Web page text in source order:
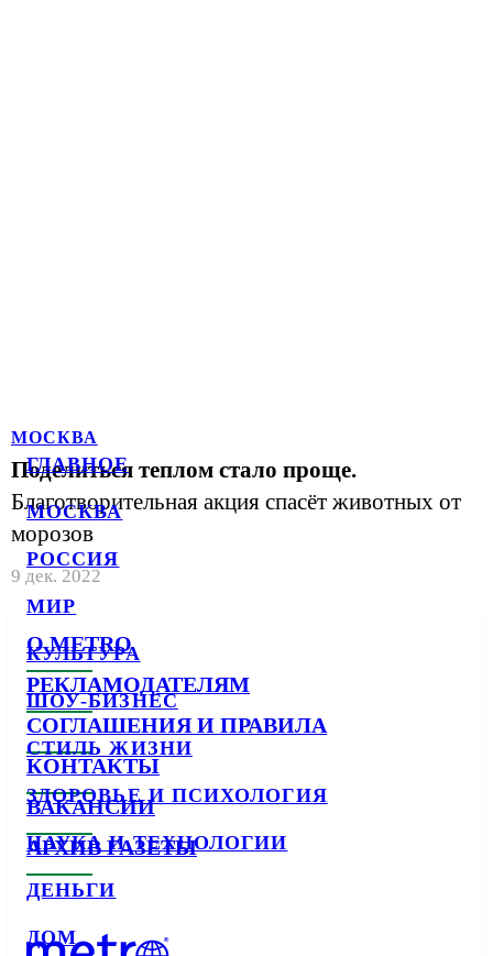
ГЛАВНОЕ
МОСКВА
РОССИЯ
МИР
КУЛЬТУРА
ШОУ-БИЗНЕС
СТИЛЬ ЖИЗНИ
ЗДОРОВЬЕ И ПСИХОЛОГИЯ
НАУКА И ТЕХНОЛОГИИ
ДЕНЬГИ
ДОМ
МОСКВА
Поделиться теплом стало проще.
Благотворительная акция спасёт животных от
морозов
9 дек. 2022
О METRO
РЕКЛАМОДАТЕЛЯМ
СОГЛАШЕНИЯ И ПРАВИЛА
КОНТАКТЫ
ВАКАНСИИ
АРХИВ ГАЗЕТЫ